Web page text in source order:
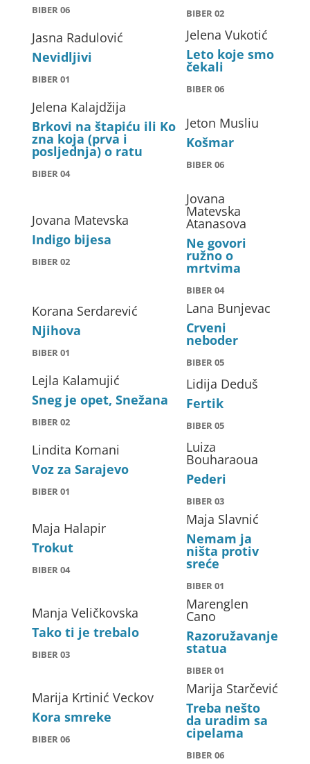
BIBER 06 BIBER 02
Jasna Radulović
Nevidljivi
BIBER 01
Jelena Vukotić
Leto koje smo
čekali
BIBER 06
Jelena Кalajdžija
Brkovi na štapiću ili Ko
zna koja (prva i
posljednja) o ratu
BIBER 04
Jeton Musliu
Košmar
BIBER 06
Jovana Matevska
Indigo bijesa
BIBER 02
Jovana
Matevska
Atanasova
Ne govori
ružno o
mrtvima
BIBER 04
Korana Serdarević
Njihova
BIBER 01
Lana Bunjevac
Crveni
neboder
BIBER 05
Lejla Kalamujić
Sneg je opet, Snežana
BIBER 02
Lidija Deduš
Fertik
BIBER 05
Lindita Komani
Voz za Sarajevo
BIBER 01
Luiza
Bouharaoua
Pederi
BIBER 03
Maja Halapir
Trokut
BIBER 04
Maja Slavnić
Nemam ja
ništa protiv
sreće
BIBER 01
Manja Veličkovska
Tako ti je trebalo
BIBER 03
Marenglen
Cano
Razoružavanje
statua
BIBER 01
Marija Krtinić Veckov
Kora smreke
BIBER 06
Marija Starčević
Treba nešto
da uradim sa
cipelama
BIBER 06